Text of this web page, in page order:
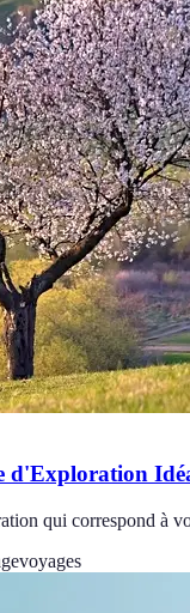
d'Exploration
qui correspond à
voyages